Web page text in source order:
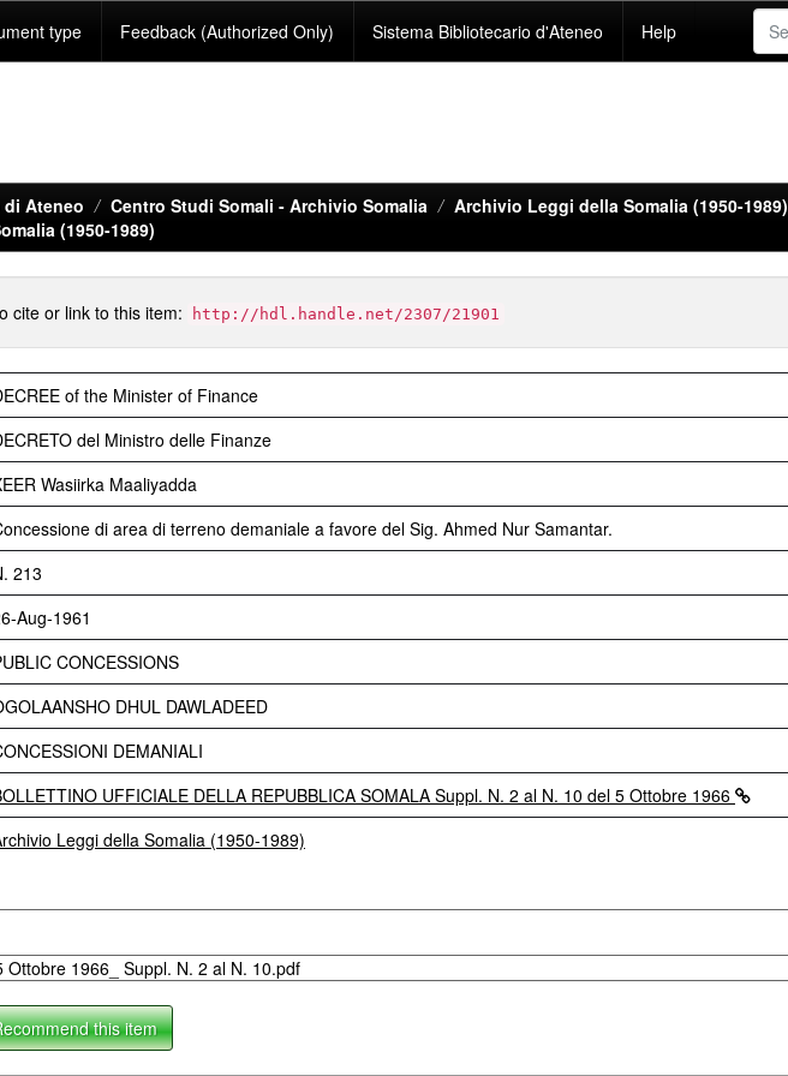
type Feedback (Authorized Only) Sistema Bibliotecario d'Ateneo Help
Ateneo Centro Studi Somali - Archivio Somalia
Archivio Leggi della Somalia (1950-1989)
(1950-1989)
cite or link to this item: http://hdl.handle.net/2307/21901
of the Minister of Finance
del Ministro delle Finanze
Wasiirka Maaliyadda
di area di terreno demaniale a favore del Sig. Ahmed Nur Samantar.
213
Aug-1961
CONCESSIONS
DHUL DAWLADEED
DEMANIALI
UFFICIALE DELLA REPUBBLICA SOMALA Suppl. N. 2 al N. 10 del 5 Ottobre 1966
Leggi della Somalia (1950-1989)
Ottobre 1966_ Suppl. N. 2 al N. 10.pdf
this item